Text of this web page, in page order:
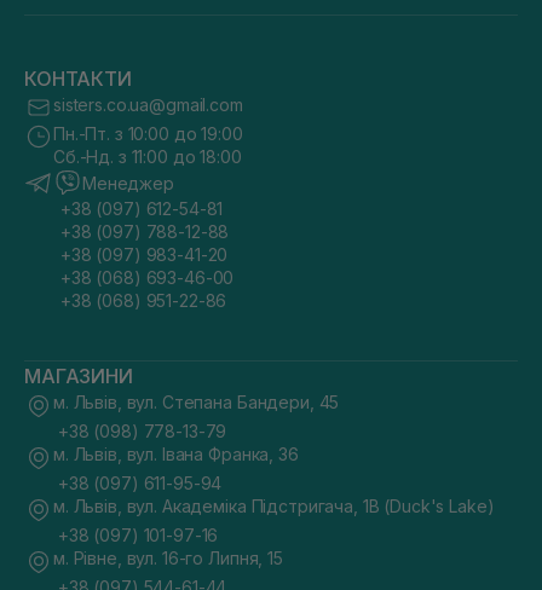
КОНТАКТИ
sisters.co.ua@gmail.com
Пн.-Пт. з 10:00 до 19:00
Сб.-Нд. з 11:00 до 18:00
Менеджер
+38 (097) 612-54-81
+38 (097) 788-12-88
+38 (097) 983-41-20
+38 (068) 693-46-00
+38 (068) 951-22-86
МАГАЗИНИ
м. Львів, вул. Степана Бандери, 45
+38 (098) 778-13-79
м. Львів, вул. Івана Франка, 36
+38 (097) 611-95-94
м. Львів, вул. Академіка Підстригача, 1В (Duck's Lake)
+38 (097) 101-97-16
м. Рівне, вул. 16-го Липня, 15